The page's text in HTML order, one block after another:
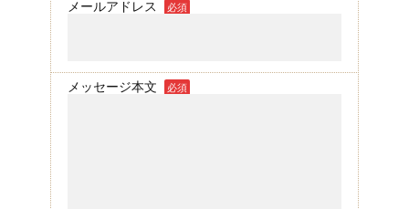
メールアドレス 必須
メッセージ本文 必須